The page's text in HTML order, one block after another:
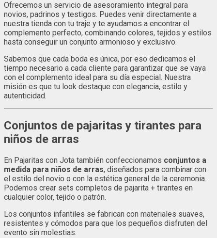
Ofrecemos un servicio de asesoramiento integral para
novios, padrinos y testigos. Puedes venir directamente a
nuestra tienda con tu traje y te ayudamos a encontrar el
complemento perfecto, combinando colores, tejidos y estilos
hasta conseguir un conjunto armonioso y exclusivo.
Sabemos que cada boda es única, por eso dedicamos el
tiempo necesario a cada cliente para garantizar que se vaya
con el complemento ideal para su día especial. Nuestra
misión es que tu look destaque con elegancia, estilo y
autenticidad.
Conjuntos de pajaritas y tirantes para
niños de arras
En Pajaritas con Jota también confeccionamos conjuntos a
medida para niños de arras, diseñados para combinar con
el estilo del novio o con la estética general de la ceremonia.
Podemos crear sets completos de pajarita + tirantes en
cualquier color, tejido o patrón.
Los conjuntos infantiles se fabrican con materiales suaves,
resistentes y cómodos para que los pequeños disfruten del
evento sin molestias.